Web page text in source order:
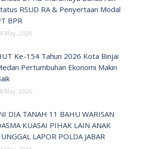
RSUD RA & Penyertaan Modal
BPR
May, 2026
Ke-154 Tahun 2026 Kota Binjai
Pertumbuhan Ekonomi Makin
May, 2026
DIA TANAH 11 BAHU WARISAN
KUASAI PIHAK LAIN ANAK
LAPOR POLDA JABAR